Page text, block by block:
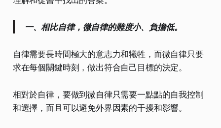
一、相比自律，微自律的難度小、負擔低。
自律需要長時間極大的意志力和犧牲，而微自律只要
求在每個關鍵時刻，做出符合自己目標的決定。
相對於自律，要做到微自律只需要一點點的自我控制
和選擇，而且可以避免外界因素的干擾和影響。